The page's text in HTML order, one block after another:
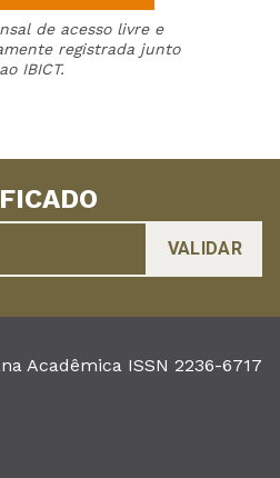
de acesso livre e
registrada junto
ao IBICT.
Acadêmica ISSN 2236-6717